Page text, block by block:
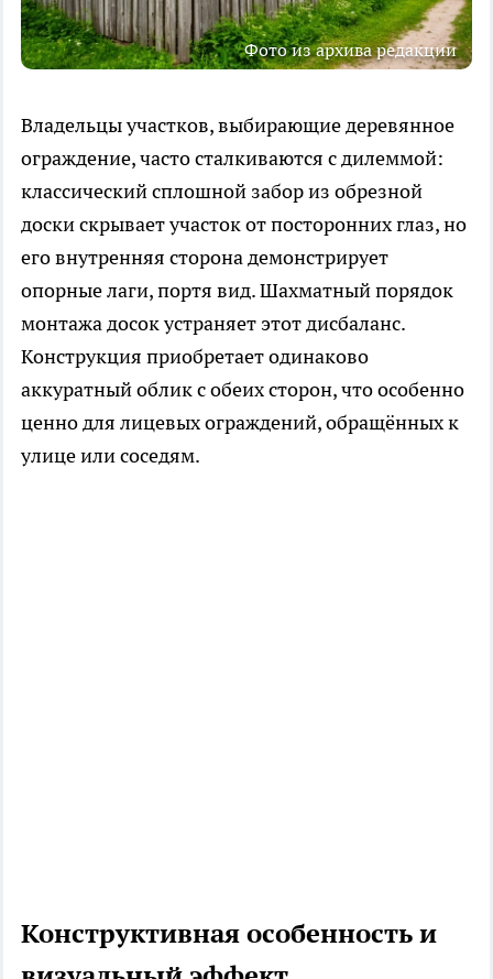
Фото из архива редакции
Владельцы участков, выбирающие деревянное
ограждение, часто сталкиваются с дилеммой:
классический сплошной забор из обрезной
доски скрывает участок от посторонних глаз, но
его внутренняя сторона демонстрирует
опорные лаги, портя вид. Шахматный порядок
монтажа досок устраняет этот дисбаланс.
Конструкция приобретает одинаково
аккуратный облик с обеих сторон, что особенно
ценно для лицевых ограждений, обращённых к
улице или соседям.
Конструктивная особенность и